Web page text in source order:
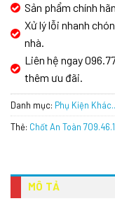
Sản phẩm chính
Xử lý lỗi nhanh
nhà.
Liên hệ ngay
thêm ưu đãi.
Danh mục: Phụ Kiện
Thẻ: Chốt An Toàn
MÔ TẢ